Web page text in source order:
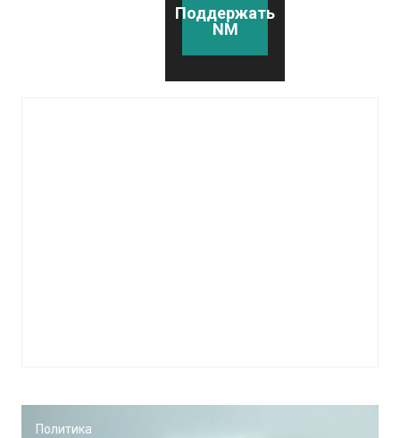
Поддержать
NM
Политика